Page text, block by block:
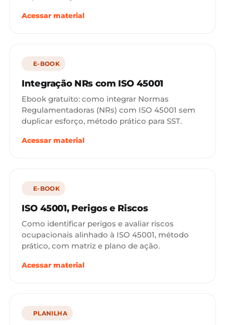
Acessar material
E-BOOK
Integração NRs com ISO 45001
Ebook gratuito: como integrar Normas
Regulamentadoras (NRs) com ISO 45001 sem
duplicar esforço, método prático para SST.
Acessar material
E-BOOK
ISO 45001, Perigos e Riscos
Como identificar perigos e avaliar riscos
ocupacionais alinhado à ISO 45001, método
prático, com matriz e plano de ação.
Acessar material
PLANILHA